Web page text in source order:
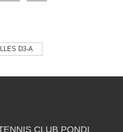
D3-A
CLUB PONDI